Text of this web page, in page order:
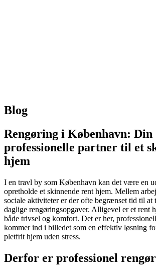
Blog
Rengøring i København: Din
professionelle partner til et
hjem
I en travl by som København kan det være en
opretholde et skinnende rent hjem. Mellem
sociale aktiviteter er der ofte begrænset tid til at
daglige rengøringsopgaver. Alligevel er et rent
både trivsel og komfort. Det er her,
kommer ind i billedet som en effektiv løsning
pletfrit hjem uden stress.
Derfor er professionel